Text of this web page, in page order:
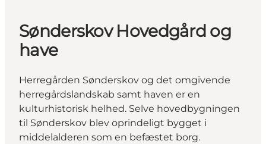
Sønderskov Hovedgård og
have
Herregården Sønderskov og det omgivende
herregårdslandskab samt haven er en
kulturhistorisk helhed. Selve hovedbygningen
til Sønderskov blev oprindeligt bygget i
middelalderen som en befæstet borg.